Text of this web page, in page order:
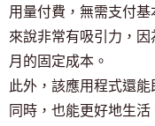
用量付費，無需支付
來說非常有吸引力，
月的固定成本。
此外，該應用程式還
同時，也能更好地生